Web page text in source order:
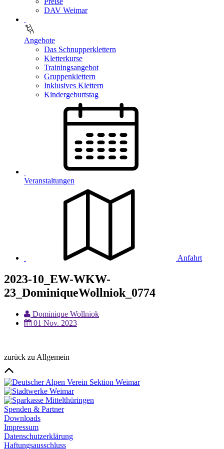
DAV Weimar
Angebote
Das Schnupperklettern
Kletterkurse
Trainingsangebot
Gruppenklettern
Inklusives Klettern
Kindergeburtstag
Veranstaltungen
Anfahrt
2023-10_EW-WKW-
23_DominiqueWollniok_0774
Dominique Wollniok
01 Nov. 2023
zurück zu Allgemein
Spenden & Partner
Downloads
Impressum
Datenschutzerklärung
Haftungsausschluss